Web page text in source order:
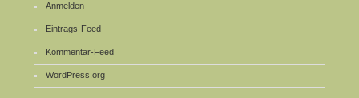
Anmelden
Eintrags-Feed
Kommentar-Feed
WordPress.org